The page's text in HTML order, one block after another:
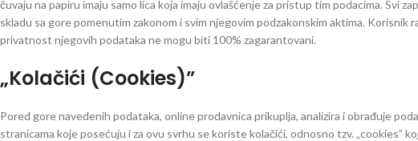
čuvaju na papiru imaju samo lica koja imaju ovlašćenje za pristup tim podacima. Svi
skladu sa gore pomenutim zakonom i svim njegovim podzakonskim aktima.
privatnost njegovih podataka ne mogu biti 100% zagarantovani.
„Kolačići (Cookies)”
Pored gore navedenih podataka, online prodavnica prikuplja, analizira i obrađuje
stranicama koje posećuju i za ovu svrhu se koriste kolačići, odnosno tzv. „cookies”